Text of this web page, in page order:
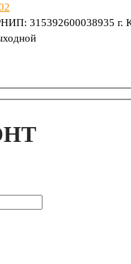
315392600038935 г.